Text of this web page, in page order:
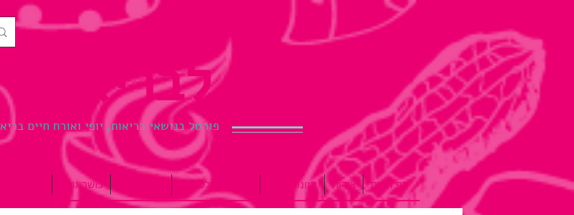
לבריאות.
פורטל בנושאי בריאות, יופי ואורח חיים בריא
דף הבית אודות תזונה נכונה ניתוחים פלסטיים כושר גופני